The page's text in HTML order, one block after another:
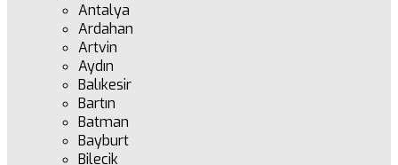
Antalya
Ardahan
Artvin
Aydın
Balıkesir
Bartın
Batman
Bayburt
Bilecik